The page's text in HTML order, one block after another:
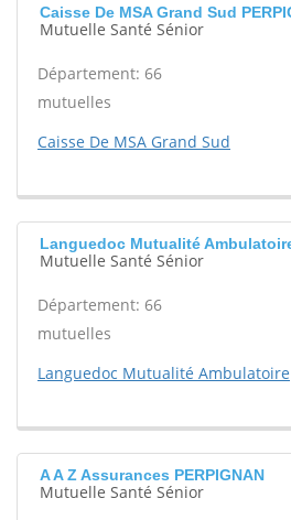
Caisse De MSA Grand Sud
Mutuelle Santé Sénior
Département: 66
mutuelles
Caisse De MSA Grand Sud
Languedoc Mutualité
Mutuelle Santé Sénior
Département: 66
mutuelles
Languedoc Mutualité Ambulatoire
A A Z Assurances PERPIGNAN
Mutuelle Santé Sénior